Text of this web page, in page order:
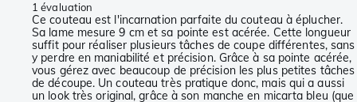
1 évaluation
Ce couteau est l'incarnation parfaite du couteau à éplucher.
Sa lame mesure 9 cm et sa pointe est acérée. Cette longueur
suffit pour réaliser plusieurs tâches de coupe différentes, sans
y perdre en maniabilité et précision. Grâce à sa pointe acérée,
vous gérez avec beaucoup de précision les plus petites tâches
de découpe. Un couteau très pratique donc, mais qui a aussi
un look très original, grâce à son manche en micarta bleu (que